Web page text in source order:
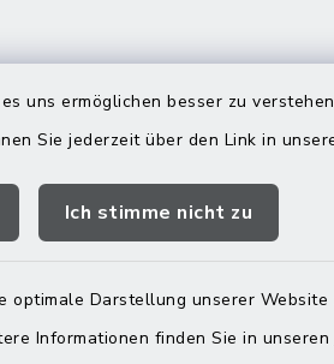
uns ermöglichen besser zu
Sie jederzeit über den Link in
Ich stimme nicht zu
Darstellung unserer
Informationen finden Sie in unseren
Rechtmehring
83562 Rechtmehring
08076 499